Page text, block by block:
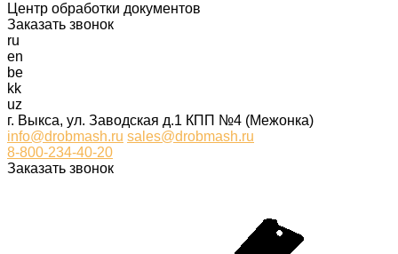
Центр обработки документов
Заказать звонок
ru
en
be
kk
uz
г. Выкса, ул. Заводская д.1 КПП №4 (Межонка)
info@drobmash.ru sales@drobmash.ru
8-800-234-40-20
Заказать звонок